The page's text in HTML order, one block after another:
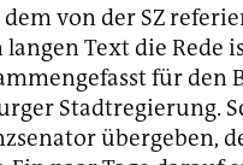
dem von der SZ
langen Text die
für den
Stadtregierung.
übergeben,